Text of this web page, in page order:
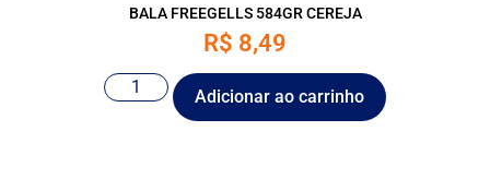
BALA FREEGELLS 584GR CEREJA
R$ 8,49
Adicionar ao carrinho